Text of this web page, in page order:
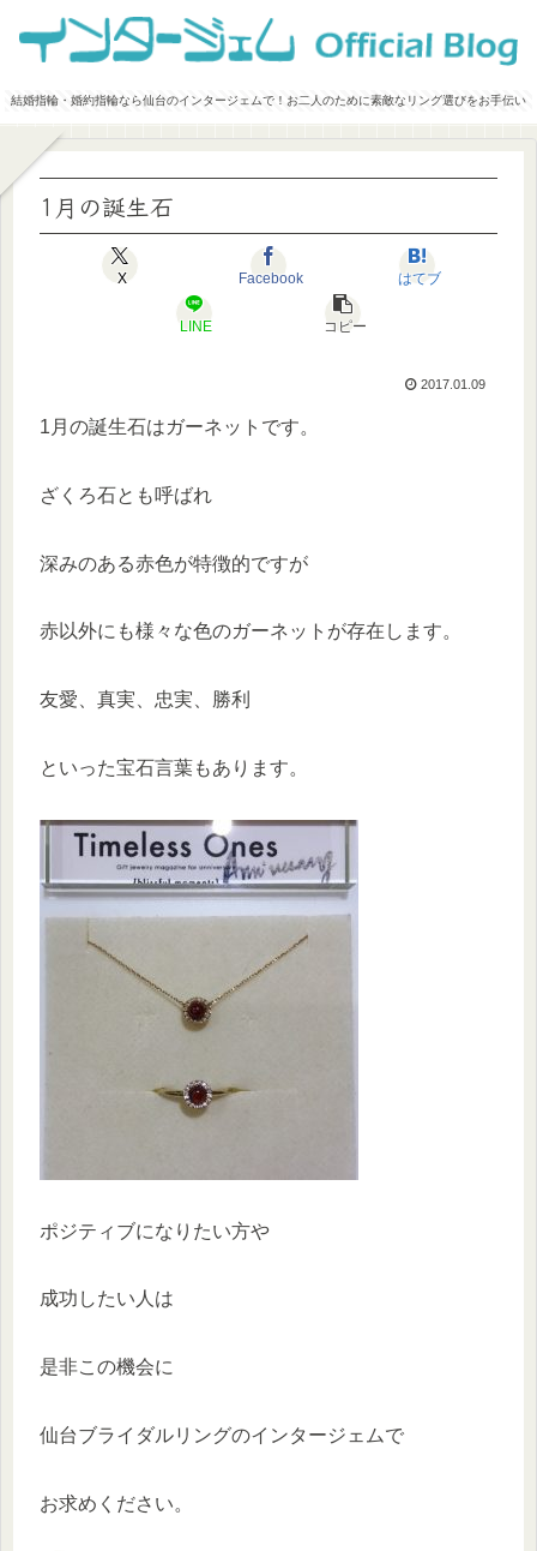
結婚指輪・婚約指輪なら仙台のインタージェムで！お二人のために素敵なリング選びをお手伝い
1月の誕生石
X Facebook はてブ
LINE コピー
2017.01.09
1月の誕生石はガーネットです。
ざくろ石とも呼ばれ
深みのある赤色が特徴的ですが
赤以外にも様々な色のガーネットが存在します。
友愛、真実、忠実、勝利
といった宝石言葉もあります。
ポジティブになりたい方や
成功したい人は
是非この機会に
仙台ブライダルリングのインタージェムで
お求めください。